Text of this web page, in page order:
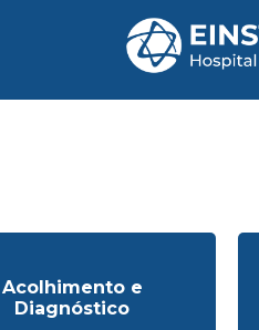
Acolhimento e
Diagnóstico